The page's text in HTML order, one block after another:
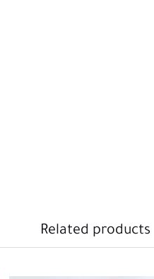
Related products